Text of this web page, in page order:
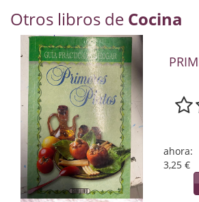
Enciclopedias
Ensayo
Ensayo literario
Filosofía
Física y Química
Física y química
Otros libros de Cocina
ahora:
3,25 €